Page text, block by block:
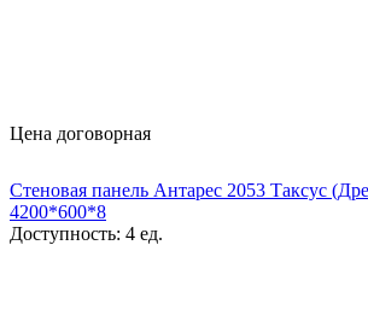
Цена договорная
Стеновая панель Антарес 2053 Таксус
4200*600*8
Доступность: 4 ед.